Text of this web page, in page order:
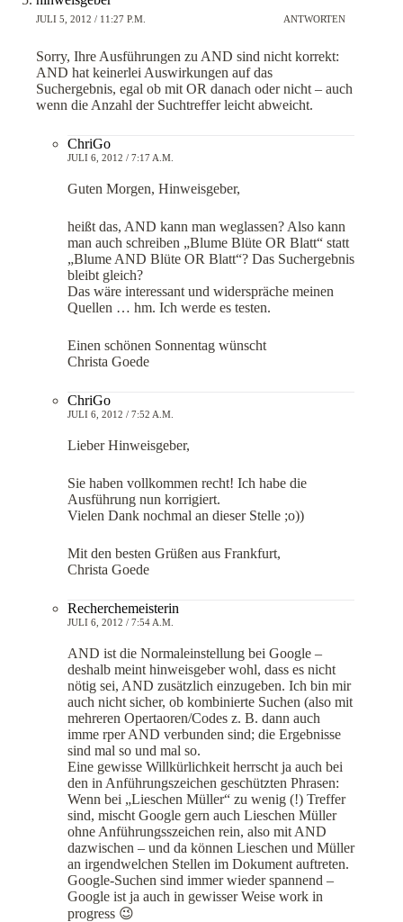
JULI 5, 2012 / 11:27 P.M. ANTWORTEN
Sorry, Ihre Ausführungen zu AND sind nicht korrekt:
AND hat keinerlei Auswirkungen auf das
Suchergebnis, egal ob mit OR danach oder nicht – auch
wenn die Anzahl der Suchtreffer leicht abweicht.
ChriGo
JULI 6, 2012 / 7:17 A.M.
Guten Morgen, Hinweisgeber,
heißt das, AND kann man weglassen? Also kann
man auch schreiben „Blume Blüte OR Blatt“ statt
„Blume AND Blüte OR Blatt“? Das Suchergebnis
bleibt gleich?
Das wäre interessant und widerspräche meinen
Quellen … hm. Ich werde es testen.
Einen schönen Sonnentag wünscht
Christa Goede
ChriGo
JULI 6, 2012 / 7:52 A.M.
Lieber Hinweisgeber,
Sie haben vollkommen recht! Ich habe die
Ausführung nun korrigiert.
Vielen Dank nochmal an dieser Stelle ;o))
Mit den besten Grüßen aus Frankfurt,
Christa Goede
Recherchemeisterin
JULI 6, 2012 / 7:54 A.M.
AND ist die Normaleinstellung bei Google –
deshalb meint hinweisgeber wohl, dass es nicht
nötig sei, AND zusätzlich einzugeben. Ich bin mir
auch nicht sicher, ob kombinierte Suchen (also mit
mehreren Opertaoren/Codes z. B. dann auch
imme rper AND verbunden sind; die Ergebnisse
sind mal so und mal so.
Eine gewisse Willkürlichkeit herrscht ja auch bei
den in Anführungszeichen geschützten Phrasen:
Wenn bei „Lieschen Müller“ zu wenig (!) Treffer
sind, mischt Google gern auch Lieschen Müller
ohne Anführungsszeichen rein, also mit AND
dazwischen – und da können Lieschen und Müller
an irgendwelchen Stellen im Dokument auftreten.
Google-Suchen sind immer wieder spannend –
Google ist ja auch in gewisser Weise work in
progress 😉